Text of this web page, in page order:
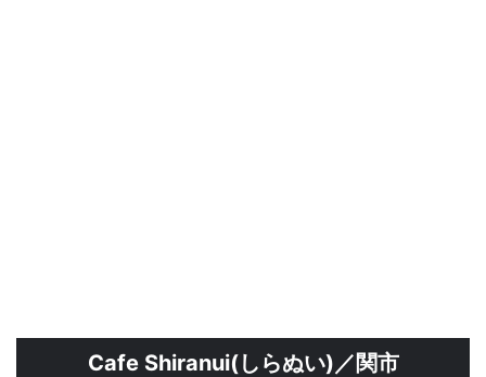
Cafe Shiranui(しらぬい)／関市